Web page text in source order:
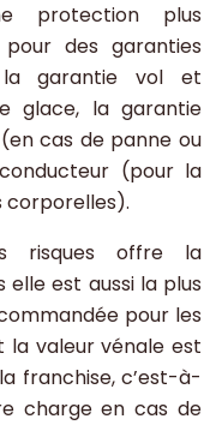
protection plus
des garanties
la garantie vol et
glace, la garantie
cas de panne ou
(pour la
corporelles).
risques offre la
est aussi la plus
pour les
la valeur vénale est
franchise, c’est-à-
charge en cas de